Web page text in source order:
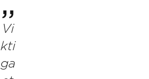
Vi
kti
ga